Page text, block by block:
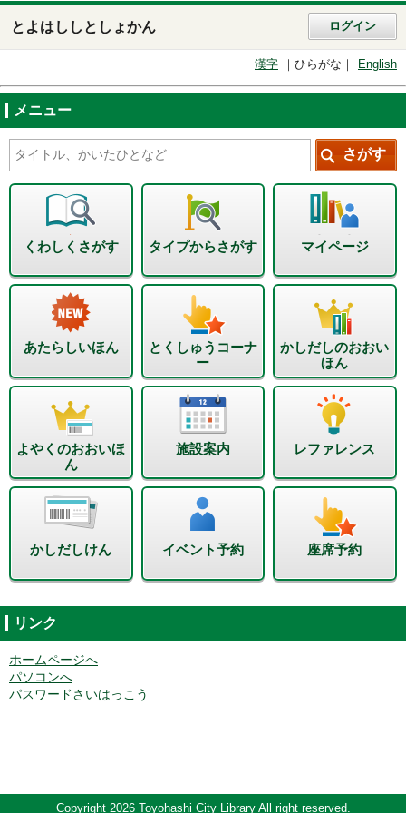
とよはししとしょかん ログイン
漢字 ひらがな English
メニュー
くわしくさがす タイプからさがす マイページ
あたらしいほん
とくしゅうコーナ
ー
かしだしのおおい
ほん
よやくのおおいほ
ん
施設案内 レファレンス
かしだしけん イベント予約 座席予約
リンク
ホームページへ
パソコンへ
パスワードさいはっこう
Copyright 2026 Toyohashi City Library All right reserved.